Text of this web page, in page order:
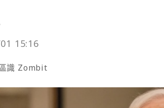
15:16
識 Zombit